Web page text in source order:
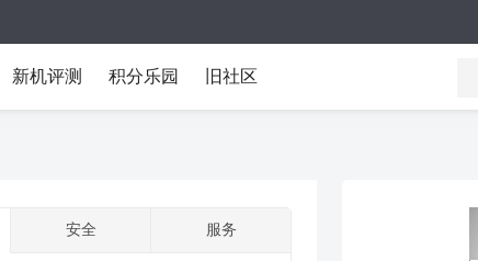
新机评测 积分乐园 旧社区
安全 服务